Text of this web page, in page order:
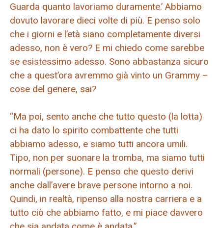
Guarda quanto lavoriamo duramente.’ Abbiamo
dovuto lavorare dieci volte di più. E penso solo
che i giorni e l’età siano completamente diversi
adesso, non è vero? E mi chiedo come sarebbe
se esistessimo adesso. Sono abbastanza sicuro
che a quest’ora avremmo già vinto un Grammy –
cose del genere, sai?
“Ma poi, sento anche che tutto questo (la lotta)
ci ha dato lo spirito combattente che tutti
abbiamo adesso, e siamo tutti ancora umili.
Tipo, non per suonare la tromba, ma siamo tutti
normali (persone). E penso che questo derivi
anche dall’avere brave persone intorno a noi.
Quindi, in realtà, ripenso alla nostra carriera e a
tutto ciò che abbiamo fatto, e mi piace davvero